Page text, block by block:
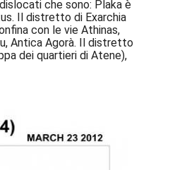
che sono: Plaka è
Il distretto di Exarchia
con le vie Athinas,
Antica Agorà. Il distretto
dei quartieri di Atene),